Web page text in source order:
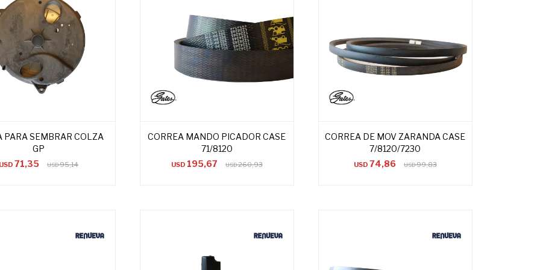
PARA SEMBRAR COLZA
GP
71,35 USD95,14
CORREA MANDO PICADOR CASE
71/8120
USD 195,67 USD260,93
CORREA DE MOV ZARANDA CASE
7/8120/7230
USD 74,86 USD99,83